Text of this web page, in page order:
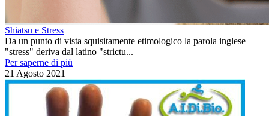
Shiatsu e Stress
Da un punto di vista squisitamente etimologico la parola inglese
"stress" deriva dal latino "strictu...
Per saperne di più
21 Agosto 2021